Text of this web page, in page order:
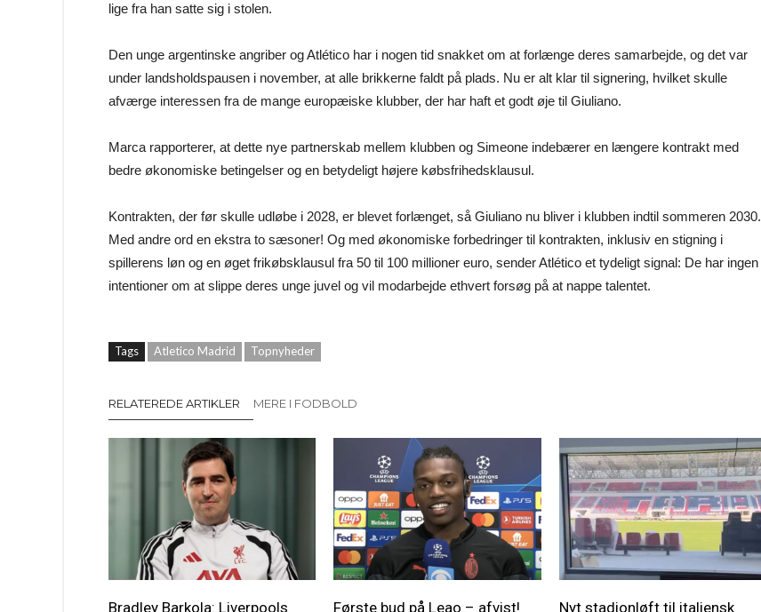
lige fra han satte sig i stolen.
Den unge argentinske angriber og Atlético har i nogen tid snakket om at forlænge deres samarbejde, og det var
under landsholdspausen i november, at alle brikkerne faldt på plads. Nu er alt klar til signering, hvilket skulle
afværge interessen fra de mange europæiske klubber, der har haft et godt øje til Giuliano.
Marca rapporterer, at dette nye partnerskab mellem klubben og Simeone indebærer en længere kontrakt med
bedre økonomiske betingelser og en betydeligt højere købsfrihedsklausul.
Kontrakten, der før skulle udløbe i 2028, er blevet forlænget, så Giuliano nu bliver i klubben indtil sommeren 2030.
Med andre ord en ekstra to sæsoner! Og med økonomiske forbedringer til kontrakten, inklusiv en stigning i
spillerens løn og en øget frikøbsklausul fra 50 til 100 millioner euro, sender Atlético et tydeligt signal: De har ingen
intentioner om at slippe deres unge juvel og vil modarbejde ethvert forsøg på at nappe talentet.
Tags Atletico Madrid Topnyheder
RELATEREDE ARTIKLER MERE I FODBOLD
Bradley Barkola: Liverpools Første bud på Leao – afvist! Nyt stadionløft til italiensk